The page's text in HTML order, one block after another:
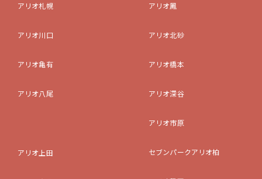
アリオ札幌
アリオ川口
アリオ亀有
アリオ八尾
アリオ上田
アリオ鳳
アリオ北砂
アリオ橋本
アリオ深谷
アリオ市原
セブンパークアリオ柏